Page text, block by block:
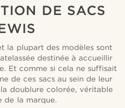
DE SACS
la plupart des modèles sont
destinée à accueillir
Et comme si cela ne suffisait
de ces sacs au sein de leur
doublure colorée, véritable
de la marque.